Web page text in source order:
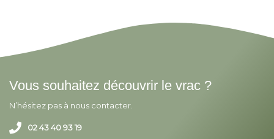
Vous souhaitez découvrir le vrac ?
N’hésitez pas à nous contacter.
02 43 40 93 19